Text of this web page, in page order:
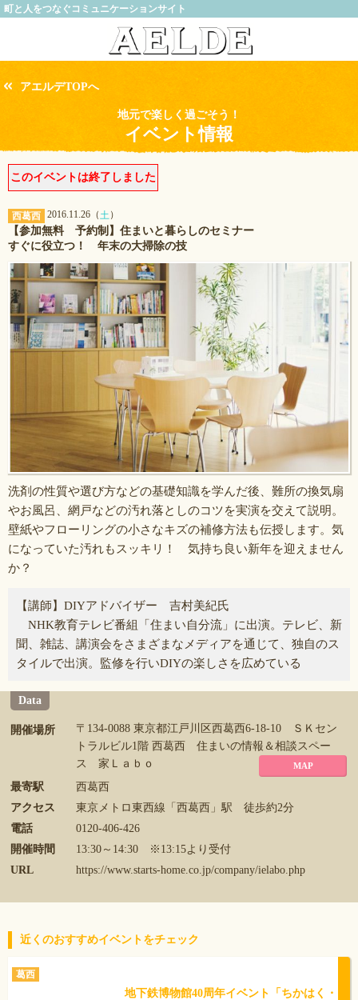
町と人をつなぐコミュニケーションサイト
アエルデTOPへ
地元で楽しく過ごそう！
イベント情報
このイベントは終了しました
西葛西 2016.11.26（土）
【参加無料 予約制】住まいと暮らしのセミナー
すぐに役立つ！ 年末の大掃除の技
洗剤の性質や選び方などの基礎知識を学んだ後、難所の換気扇
やお風呂、網戸などの汚れ落としのコツを実演を交えて説明。
壁紙やフローリングの小さなキズの補修方法も伝授します。気
になっていた汚れもスッキリ！ 気持ち良い新年を迎えません
か？
【講師】DIYアドバイザー 吉村美紀氏
NHK教育テレビ番組「住まい自分流」に出演。テレビ、新
聞、雑誌、講演会をさまざまなメディアを通じて、独自のス
タイルで出演。監修を行いDIYの楽しさを広めている
Data
開催場所
〒134-0088 東京都江戸川区西葛西6-18-10 ＳＫセン
トラルビル1階 西葛西 住まいの情報＆相談スペー
ス 家Ｌａｂｏ
MAP
最寄駅
西葛西
アクセス
東京メトロ東西線「西葛西」駅 徒歩約2分
電話
0120-406-426
開催時間
13:30～14:30 ※13:15より受付
URL
https://www.starts-home.co.jp/company/ielabo.php
近くのおすすめイベントをチェック
葛西
地下鉄博物館40周年イベント「ちかはく・